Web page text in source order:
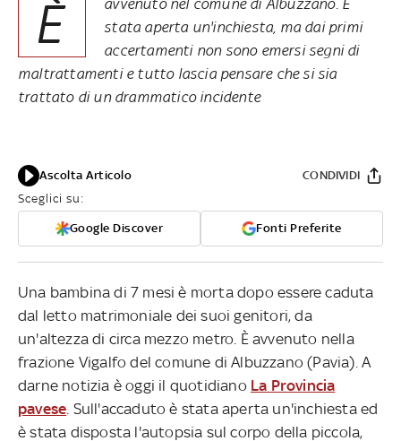
È
stata aperta un'inchiesta, ma dai primi
accertamenti non sono emersi segni di
maltrattamenti e tutto lascia pensare che si sia
trattato di un drammatico incidente
Ascolta Articolo
Sceglici su:
Google Discover Fonti Preferite
CONDIVIDI
Una bambina di 7 mesi è morta dopo essere caduta
dal letto matrimoniale dei suoi genitori, da
un'altezza di circa mezzo metro. È avvenuto nella
frazione Vigalfo del comune di Albuzzano (Pavia). A
darne notizia è oggi il quotidiano La Provincia
pavese . Sull'accaduto è stata aperta un'inchiesta ed
è stata disposta l'autopsia sul corpo della piccola,